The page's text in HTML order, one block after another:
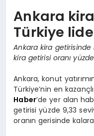
Ankara
Türkiye
Ankara kira getirisinde
kira getirisi oranı
Ankara, konut
Türkiye’nin en
Haber’de yer alan
getirisi yüzde 9,33
oranın gerisinde